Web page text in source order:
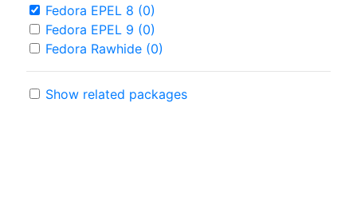
Fedora EPEL 8 (0)
Fedora EPEL 9 (0)
Fedora Rawhide (0)
Show related packages